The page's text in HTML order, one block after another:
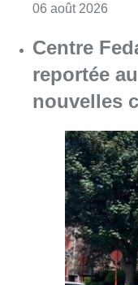
06 août 2026
Centre
reportée
nouvelles